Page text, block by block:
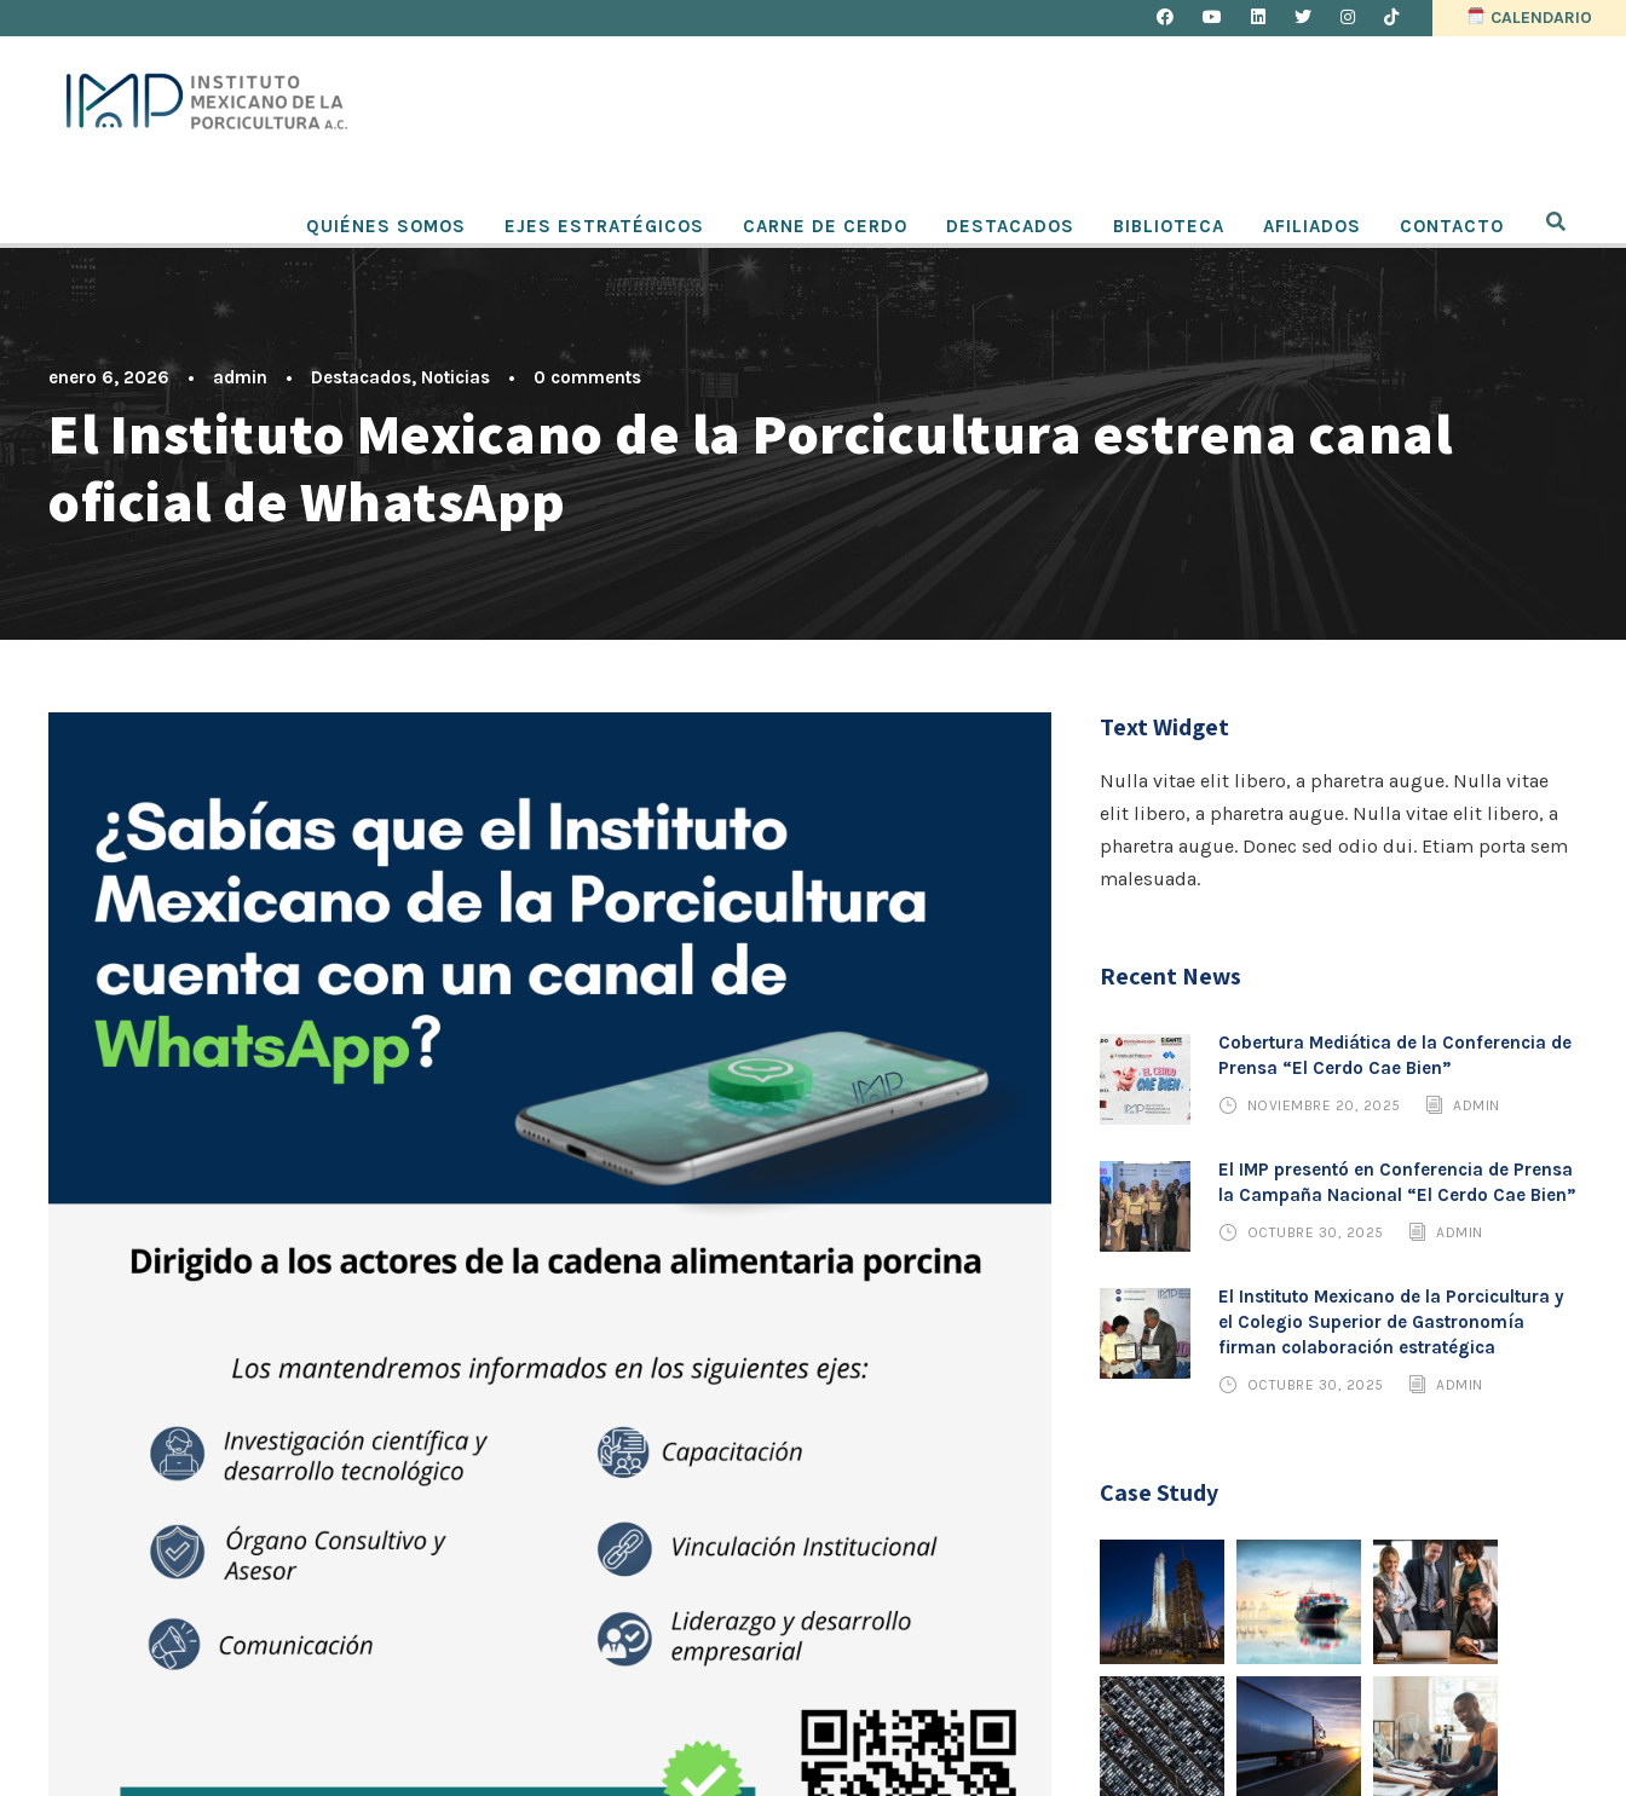
CALENDARIO
QUIÉNES SOMOS EJES ESTRATÉGICOS CARNE DE CERDO DESTACADOS BIBLIOTECA AFILIADOS CONTACTO
enero 6, 2026 • admin • Destacados, Noticias • 0 comments
El Instituto Mexicano de la Porcicultura estrena canal
oficial de WhatsApp
Text Widget
Nulla vitae elit libero, a pharetra augue. Nulla vitae
elit libero, a pharetra augue. Nulla vitae elit libero, a
pharetra augue. Donec sed odio dui. Etiam porta sem
malesuada.
Recent News
Cobertura Mediática de la Conferencia de
Prensa “El Cerdo Cae Bien”
NOVIEMBRE 20, 2025 ADMIN
El IMP presentó en Conferencia de Prensa
la Campaña Nacional “El Cerdo Cae Bien”
OCTUBRE 30, 2025 ADMIN
El Instituto Mexicano de la Porcicultura y
el Colegio Superior de Gastronomía
firman colaboración estratégica
OCTUBRE 30, 2025 ADMIN
Case Study